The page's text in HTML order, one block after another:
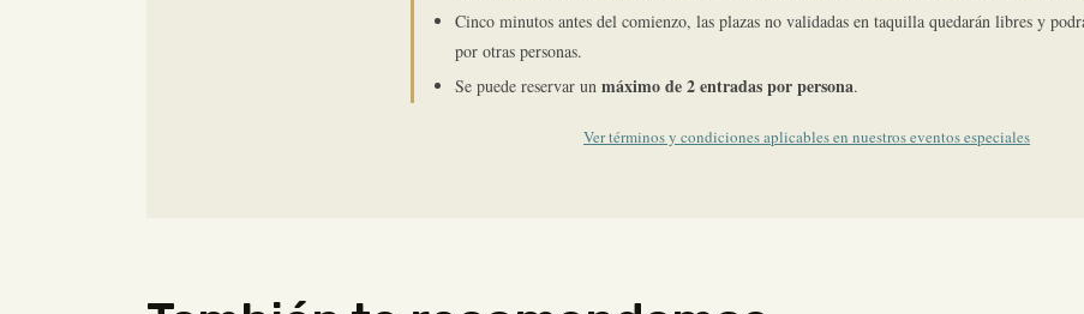
Cinco minutos antes del comienzo, las plazas no validadas en taquilla quedarán libres y
por otras personas.
Se puede reservar un máximo de 2 entradas por persona.
Ver términos y condiciones aplicables en nuestros eventos especiales